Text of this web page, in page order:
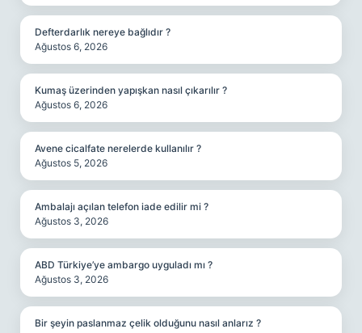
Defterdarlık nereye bağlıdır ?
Ağustos 6, 2026
Kumaş üzerinden yapışkan nasıl çıkarılır ?
Ağustos 6, 2026
Avene cicalfate nerelerde kullanılır ?
Ağustos 5, 2026
Ambalajı açılan telefon iade edilir mi ?
Ağustos 3, 2026
ABD Türkiye’ye ambargo uyguladı mı ?
Ağustos 3, 2026
Bir şeyin paslanmaz çelik olduğunu nasıl anlarız ?